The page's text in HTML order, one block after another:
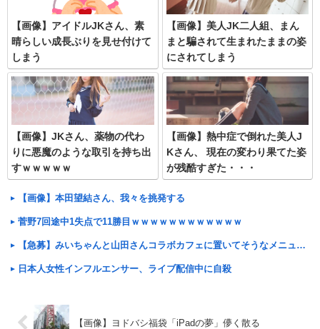
【画像】アイドルJKさん、素
晴らしい成長ぶりを見せ付けて
しまう
【画像】美人JK二人組、まん
まと騙されて生まれたままの姿
にされてしまう
【画像】JKさん、薬物の代わ
りに悪魔のような取引を持ち出
すｗｗｗｗｗ
【画像】熱中症で倒れた美人J
Kさん、 現在の変わり果てた姿
が残酷すぎた・・・
【画像】本田望結さん、我々を挑発する
菅野7回途中1失点で11勝目ｗｗｗｗｗｗｗｗｗｗｗｗ
【急募】みいちゃんと山田さんコラボカフェに置いてそうなメニューｗｗｗｗｗｗｗｗｗｗ
日本人女性インフルエンサー、ライブ配信中に自殺
【画像】ヨドバシ福袋「iPadの夢」儚く散る